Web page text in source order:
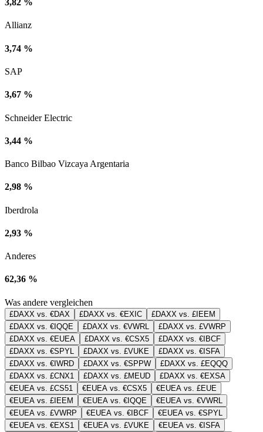
3,82 %
Allianz
3,74 %
SAP
3,67 %
Schneider Electric
3,44 %
Banco Bilbao Vizcaya Argentaria
2,98 %
Iberdrola
2,93 %
Anderes
62,36 %
Was andere vergleichen
£DAXX vs. €DAX £DAXX vs. €EXIC
£DAXX vs. £IEEM
£DAXX vs. €IQQE
£DAXX vs. €VWRL
£DAXX vs. £VWRP
£DAXX vs. €EUEA
£DAXX vs. €CSX5
£DAXX vs. €IBCF
£DAXX vs. €SPYL
£DAXX vs. £VUKE
£DAXX vs. €ISFA
£DAXX vs. €IWRD
£DAXX vs. €SPPW
£DAXX vs. £EQQQ
£DAXX vs. £CNX1
£DAXX vs. £MEUD
£DAXX vs. €EXSA
€EUEA vs. £CS51
€EUEA vs. €CSX5
€EUEA vs. £EUE
€EUEA vs. £IEEM
€EUEA vs. €IQQE
€EUEA vs. €VWRL
€EUEA vs. £VWRP
€EUEA vs. €IBCF
€EUEA vs. €SPYL
€EUEA vs. €EXS1
€EUEA vs. £VUKE
€EUEA vs. €ISFA